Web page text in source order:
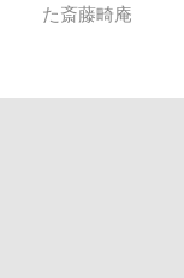
た斎藤畸庵